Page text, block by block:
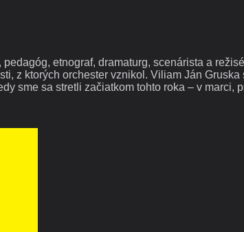
etnograf, dramaturg, scenárista a
z ktorých orchester vznikol. Viliam Ján
sme sa stretli začiatkom tohto roka – v marci,